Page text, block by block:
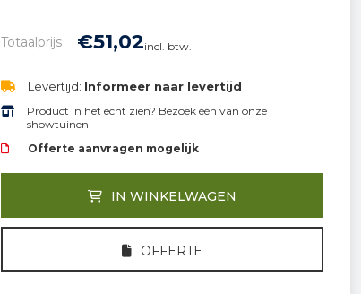
Totaalprijs €51,02incl. btw.
Levertijd: Informeer naar levertijd
Product in het echt zien? Bezoek één van onze
showtuinen
Offerte aanvragen mogelijk
IN WINKELWAGEN
OFFERTE